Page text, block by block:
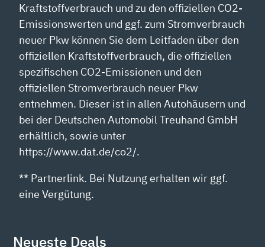
Kraftstoffverbrauch und zu den offiziellen CO2-
Emissionswerten und ggf. zum Stromverbrauch
neuer Pkw können Sie dem Leitfaden über den
offiziellen Kraftstoffverbrauch, die offiziellen
spezifischen CO2-Emissionen und den
offiziellen Stromverbrauch neuer Pkw
entnehmen. Dieser ist in allen Autohäusern und
bei der Deutschen Automobil Treuhand GmbH
erhältlich, sowie unter
https://www.dat.de/co2/.
** Partnerlink. Bei Nutzung erhalten wir ggf.
eine Vergütung.
Neueste Deals